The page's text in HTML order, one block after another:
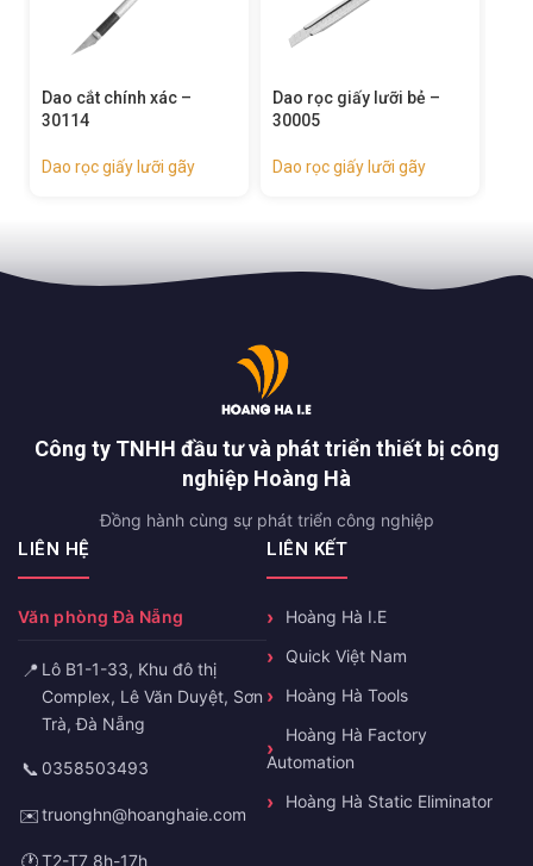
Dao rọc giấy lưỡi bẻ –
30005
Dao rọc giấy lưỡi gãy
Dao rọc giấy lưỡi bẻ –
30080
Dao rọc giấy lưỡi gãy
Công ty TNHH đầu tư và phát triển thiết bị công
nghiệp Hoàng Hà
Đồng hành cùng sự phát triển công nghiệp
LIÊN HỆ
Văn phòng Đà Nẵng
📍 Lô B1-1-33, Khu đô thị
Complex, Lê Văn Duyệt, Sơn
Trà, Đà Nẵng
📞 0358503493
✉️truonghn@hoanghaie.com
T2-T7 8h-17h
LIÊN KẾT
Hoàng Hà I.E
Quick Việt Nam
Hoàng Hà Tools
Hoàng Hà Factory
Automation
Hoàng Hà Static Eliminator